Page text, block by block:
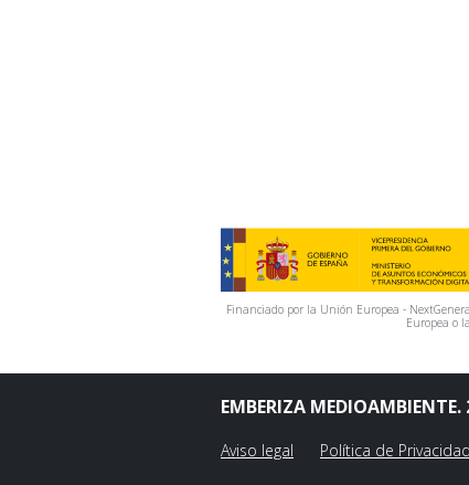
Financiado por la Unión Europea -
Europea o
EMBERIZA MEDIOAMBIENTE.
Aviso legal Política de Privacidad